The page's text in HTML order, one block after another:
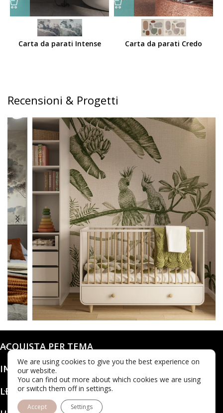
Carta da parati Intense Carta da parati Credo
Recensioni & Progetti
@karols_interiors
ACQUISTA PER TEMA
INFO
LEGALE
We are using cookies to give you the best experience on
our website.
You can find out more about which cookies we are using
or switch them off in settings.
Accept Settings